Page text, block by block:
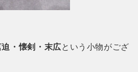
迫・懐剣・末広という小物がござ